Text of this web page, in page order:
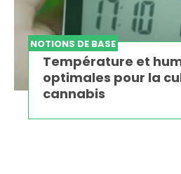
NOTIONS DE BASE
Température et
optimales pour la
cannabis